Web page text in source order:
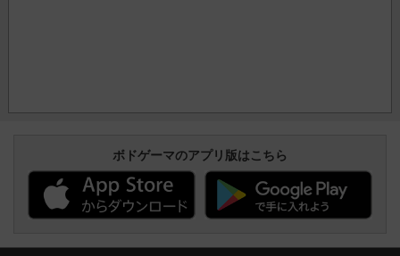
ボドゲーマのアプリ版はこちら